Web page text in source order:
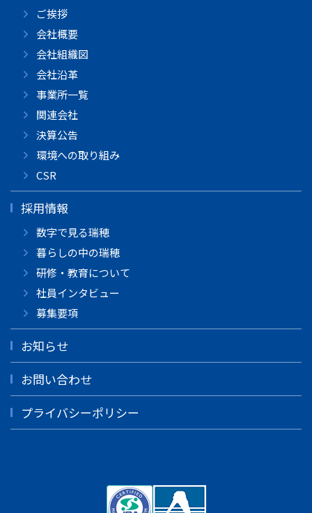
ご挨拶
会社概要
会社組織図
会社沿革
事業所一覧
関連会社
決算公告
環境への取り組み
CSR
採用情報
数字で見る瑞穂
暮らしの中の瑞穂
研修・教育について
社員インタビュー
募集要項
お知らせ
お問い合わせ
プライバシーポリシー